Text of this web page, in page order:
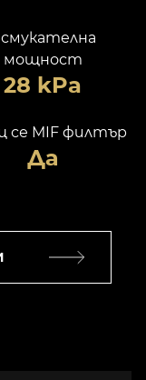
мощност
28 kPa
се MIF филтър
Да